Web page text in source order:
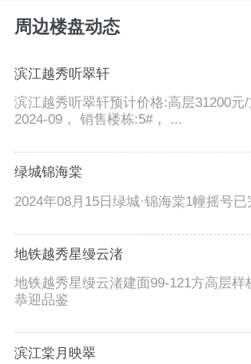
周边楼盘动态
滨江越秀听翠轩
滨江越秀听翠轩预计价格:高层31200元
2024-09， 销售楼栋:5#， ...
绿城锦海棠
2024年08月15日绿城·锦海棠1幢摇号已
地铁越秀星缦云渚
地铁越秀星缦云渚建面99-121方高层样
恭迎品鉴
滨江棠月映翠